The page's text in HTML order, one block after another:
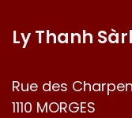
Ly Thanh Sàrl
Rue des
1110 MORGES